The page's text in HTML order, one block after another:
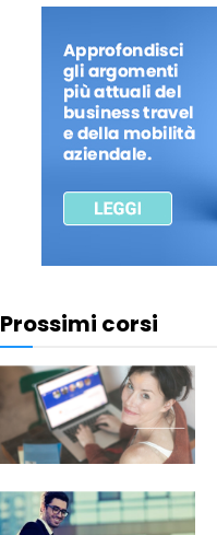
Prossimi corsi